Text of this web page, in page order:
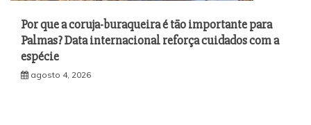
Por que a coruja-buraqueira é tão importante para
Palmas? Data internacional reforça cuidados com a
espécie
agosto 4, 2026